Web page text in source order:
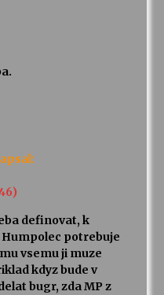
definovat, k
potrebuje
vsemu ji muze
kdyz bude v
bugr, zda MP z